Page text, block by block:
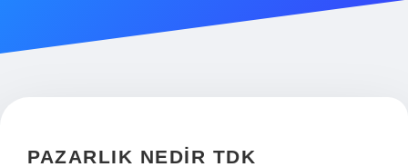
Hakkımızda
PAZARLIK NEDIR TDK